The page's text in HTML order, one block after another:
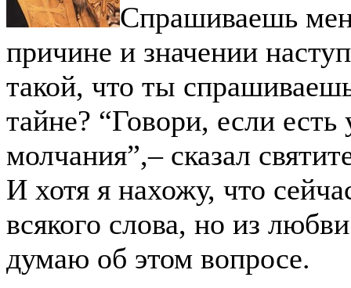
Спрашиваешь
причине и значении
такой, что ты
тайне? “Говори, если
молчания”,– сказал
И хотя я нахожу, что
всякого слова, но из
думаю об этом вопросе.